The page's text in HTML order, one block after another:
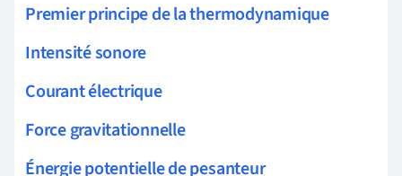
Premier principe de la thermodynamique
Intensité sonore
Courant électrique
Force gravitationnelle
Énergie potentielle de pesanteur